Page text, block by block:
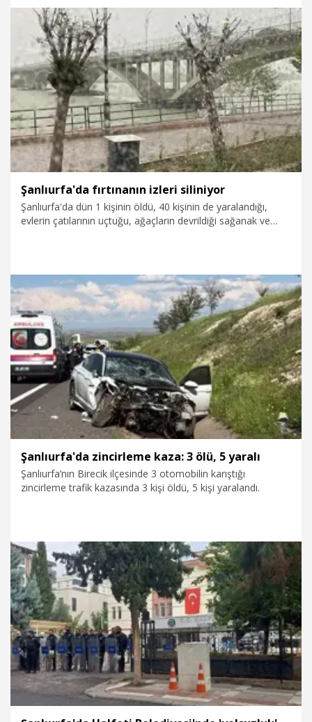
25.06.2026 Foto Galeri
Şanlıurfa'da fırtınanın izleri siliniyor
Şanlıurfa'da dün 1 kişinin öldü, 40 kişinin de yaralandığı,
evlerin çatılarının uçtuğu, ağaçların devrildiği sağanak ve
4.05.2026 Foto Galeri
Şanlıurfa'da zincirleme kaza: 3 ölü, 5 yaralı
Şanlıurfa’nın Birecik ilçesinde 3 otomobilin karıştığı
zincirleme trafik kazasında 3 kişi öldü, 5 kişi yaralandı.
28.04.2026 Gündem